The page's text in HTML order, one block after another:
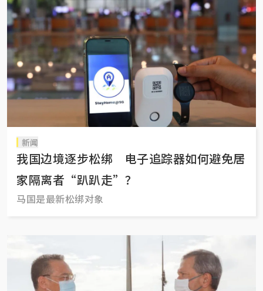
新闻
我国边境逐步松绑 电子追踪器如何避免居
家隔离者“趴趴走”？
马国是最新松绑对象